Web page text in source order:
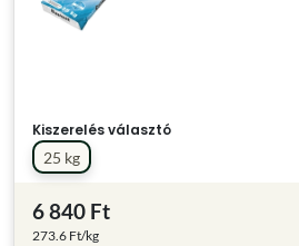
Kiszerelés választó
25 kg
6 840 Ft
273.6 Ft/kg